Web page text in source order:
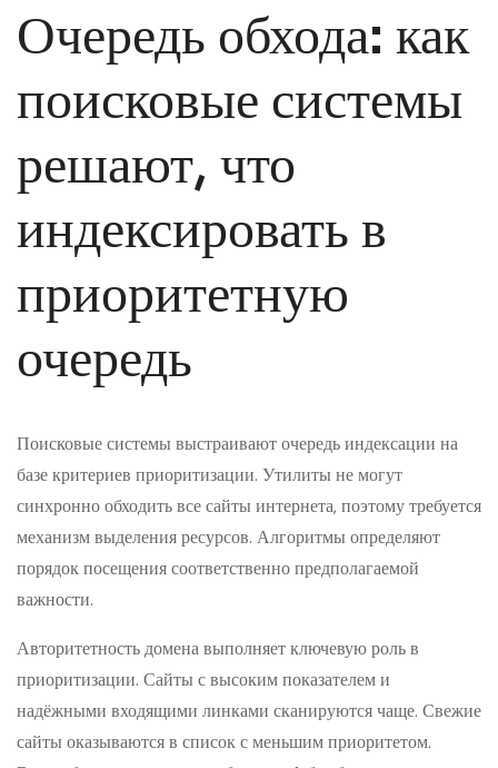
Очередь обхода: как
поисковые системы
решают, что
индексировать в
приоритетную
очередь
Поисковые системы выстраивают очередь индексации на
базе критериев приоритизации. Утилиты не могут
синхронно обходить все сайты интернета, поэтому требуется
механизм выделения ресурсов. Алгоритмы определяют
порядок посещения соответственно предполагаемой
важности.
Авторитетность домена выполняет ключевую роль в
приоритизации. Сайты с высоким показателем и
надёжными входящими линками сканируются чаще. Свежие
сайты оказываются в список с меньшим приоритетом.